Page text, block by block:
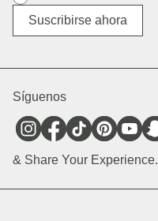
Diverso
Suscribirse ahora
Síguenos
& Share Your Experience.